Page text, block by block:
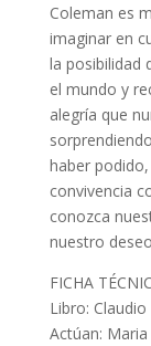
Coleman es
imaginar en
la posibilidad
el mundo y
alegría que
haber
convivencia
conozca
nuestro
FICHA
Libro:
Actúan: